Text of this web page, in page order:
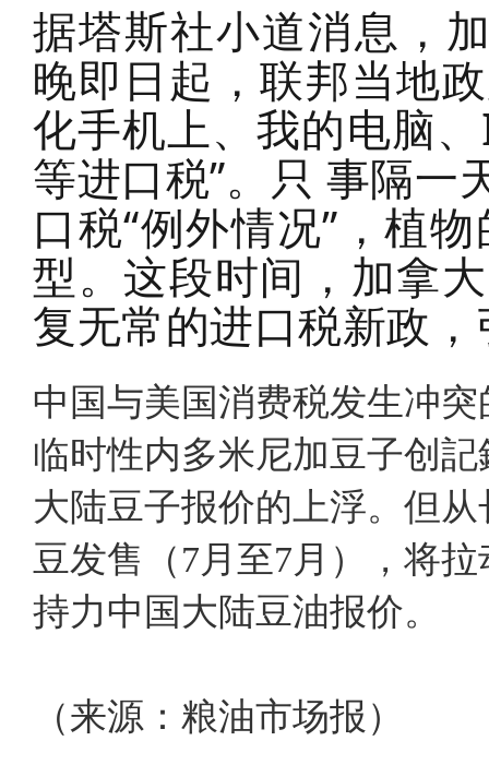
据塔斯社小道消息，
晚即日起，联邦当地
化手机上、我的电脑
等进口税”。只 事隔一
口税“例外情况”，植
型。这段时间，加拿
复无常的进口税新政
中国与美国消费税发生冲
临时性内多米尼加豆子创
大陆豆子报价的上浮。但
豆发售（7月至7月），将
持力中国大陆豆油报价。
（来源：粮油市场报）